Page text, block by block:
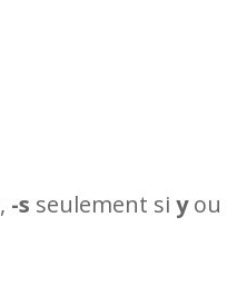
, -s seulement siyou